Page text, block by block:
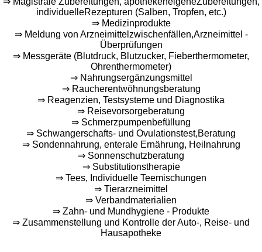
individuelleRezepturen (Salben, Tropfen, etc.)
⇒ Medizinprodukte
⇒ Meldung von Arzneimittelzwischenfällen,Arzneimittel -
Überprüfungen
⇒ Messgeräte (Blutdruck, Blutzucker, Fieberthermometer,
Ohrenthermometer)
⇒ Nahrungsergänzungsmittel
⇒ Raucherentwöhnungsberatung
⇒ Reagenzien, Testsysteme und Diagnostika
⇒ Reisevorsorgeberatung
⇒ Schmerzpumpenbefüllung
⇒ Schwangerschafts- und Ovulationstest,Beratung
⇒ Sondennahrung, enterale Ernährung, Heilnahrung
⇒ Sonnenschutzberatung
⇒ Substitutionstherapie
⇒ Tees, Individuelle Teemischungen
⇒ Tierarzneimittel
⇒ Verbandmaterialien
⇒ Zahn- und Mundhygiene - Produkte
⇒ Zusammenstellung und Kontrolle der Auto-, Reise- und
Hausapotheke